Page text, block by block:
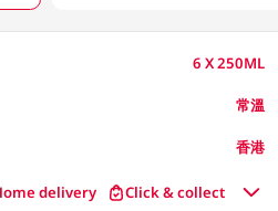
6 X 250ML
常溫
香港
delivery Click & collect